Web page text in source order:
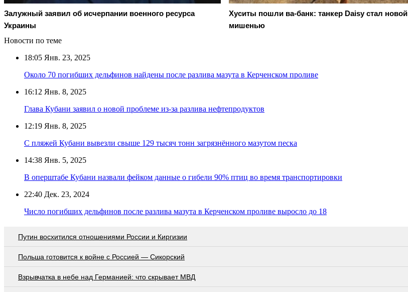
Залужный заявил об исчерпании военного ресурса
Украины
Хуситы пошли ва-банк: танкер Daisy стал новой
мишенью
Новости по теме
18:05 Янв. 23, 2025
Около 70 погибших дельфинов найдены после разлива мазута в Керченском проливе
16:12 Янв. 8, 2025
Глава Кубани заявил о новой проблеме из-за разлива нефтепродуктов
12:19 Янв. 8, 2025
С пляжей Кубани вывезли свыше 129 тысяч тонн загрязнённого мазутом песка
14:38 Янв. 5, 2025
В оперштабе Кубани назвали фейком данные о гибели 90% птиц во время транспортировки
22:40 Дек. 23, 2024
Число погибших дельфинов после разлива мазута в Керченском проливе выросло до 18
Путин восхитился отношениями России и Киргизии
Польша готовится к войне с Россией — Сикорский
Взрывчатка в небе над Германией: что скрывает МВД